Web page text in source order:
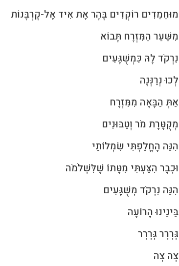
מוּחַמַדִים רוֹקְדִים בָּהָר אֶת אִיד אֶל-קָרְבָּנוֹת
מִשַּׁעַר הַמִּזְרָח תָּבוֹא
נִרְקֹד לָהּ כִּמְשֻׁגָּעִים
לְכוּ נְרַנְּנָה
אַתְּ הַבָּאָה מִמִּזְרָח
מְקֻטֶּרֶת מֹר וְטַבּוּנִים
הִנֵּה הֶחֱלַפְתִּי שִׂמְלוֹתַי
וּכְבָר הִצַּעְתִּי מִטָּתוֹ שֶׁלִּשְׁלֹמֹה
הִנֵּה נִרְקֹד מְשֻׁגָּעִים
בֵּינֵינוּ הָרוֹעֶה
גְּרְרְר גְּרְרְר
צְה צְה